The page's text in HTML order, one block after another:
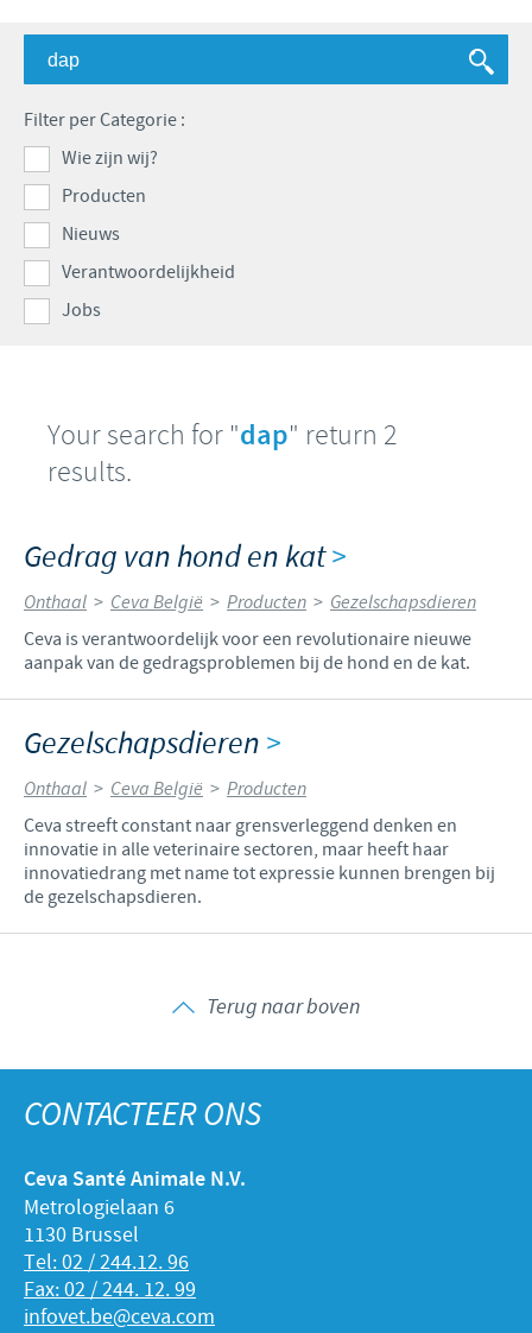
Onze kernwaarden
Onderzoek en ontwikkeling
Productie
Varkens
Focus op verantwoordelijkheid
Programma ontwikkelingshulp
Zakelijke en wetenschappelijke partnerschappen
NIEUWS
Internationaal nieuws
Benelux Nieuws
JOBS
International position
Benelux jobs
CONTACT
Filter per Categorie :
Wie zijn wij?
Producten
Nieuws
Verantwoordelijkheid
Jobs
Your search for "dap" return 2
results.
Gedrag van hond en kat>
Onthaal > Ceva België > Producten > Gezelschapsdieren
Ceva is verantwoordelijk voor een revolutionaire nieuwe
aanpak van de gedragsproblemen bij de hond en de kat.
Gezelschapsdieren >
Onthaal > Ceva België > Producten
Ceva streeft constant naar grensverleggend denken en
innovatie in alle veterinaire sectoren, maar heeft haar
innovatiedrang met name tot expressie kunnen brengen bij
de gezelschapsdieren.
Terug naar boven
CONTACTEER ONS
Ceva Santé Animale N.V.
Metrologielaan 6
1130 Brussel
Tel: 02 / 244.12. 96
Fax: 02 / 244. 12. 99
infovet.be@ceva.com